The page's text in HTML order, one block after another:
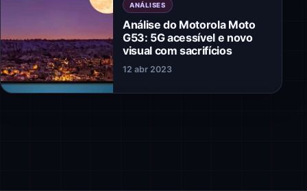
ANÁLISES
Análise do Motorola Moto
G53: 5G acessível e novo
visual com sacrifícios
12 abr 2023